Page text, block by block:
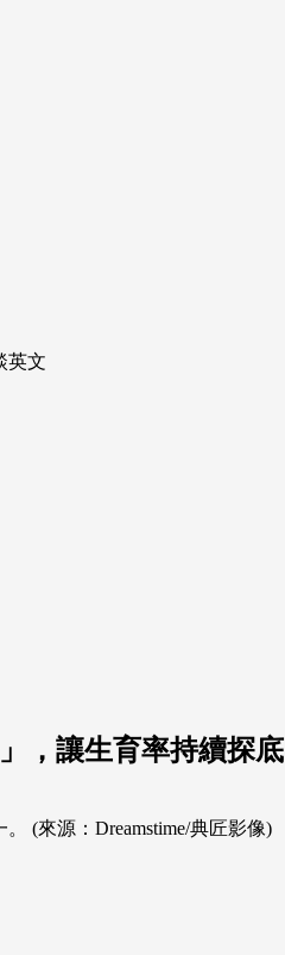
英文
，讓生育率持續探底
(來源：Dreamstime/典匠影像)